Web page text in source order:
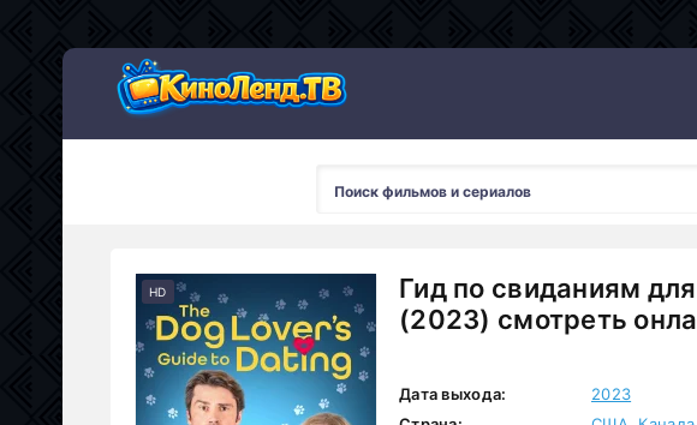
Гид по свиданиям
(2023) смотреть
HD
Дата выхода:
2023